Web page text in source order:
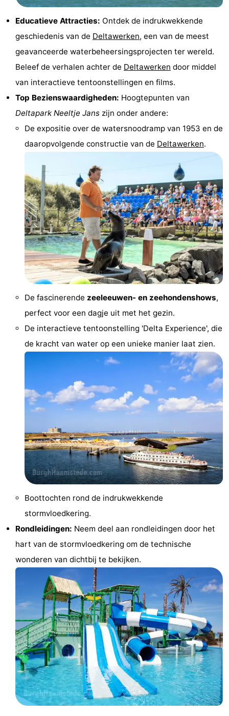
Galeries
-
Monumenten
Kerken
Vuurtorens
Uitkijkpunten
Attracties
Speeltuinen
Binnenspeeltuinen
Bowlen
Wellness
centra
Dorpen
Steden
Natuur
Rondleidingen
Sporten
Zwembaden
Wandelen
Paardrijden
Golfbanen
Delta-
paravliegen
drinken
Evenementen
Ringrijden
Zoutelande
Actief
Praktisch
Forum
Parkeren
Reisboekenwinkel
Nieuws
Medische
Educatieve Attracties: Ontdek de indrukwekkende
geschiedenis van de Deltawerken, een van de meest
geavanceerde waterbeheersingsprojecten ter wereld.
Beleef de verhalen achter de Deltawerken door middel
van interactieve tentoonstellingen en films.
Top Bezienswaardigheden: Hoogtepunten van
Deltapark Neeltje Jans zijn onder andere:
De expositie over de watersnoodramp van 1953 en de
daaropvolgende constructie van de Deltawerken.
De fascinerende zeeleeuwen- en zeehondenshows,
perfect voor een dagje uit met het gezin.
De interactieve tentoonstelling 'Delta Experience', die
de kracht van water op een unieke manier laat zien.
Boottochten rond de indrukwekkende
stormvloedkering.
Rondleidingen: Neem deel aan rondleidingen door het
hart van de stormvloedkering om de technische
wonderen van dichtbij te bekijken.